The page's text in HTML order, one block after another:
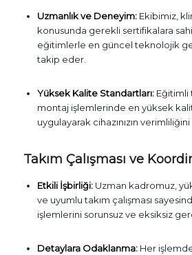
Uzmanlık ve Deneyim:Ekibimiz,
konusunda gerekli sertifikalara
eğitimlerle en güncel teknolojik
takip eder.
Yüksek Kalite Standartları:Eğitimli
montaj işlemlerinde en yüksek
uygulayarak cihazınızın
Takım Çalışması ve
Etkili İşbirliği:Uzman kadromuz,
ve uyumlu takım çalışması
işlemlerini sorunsuz ve eksiksiz
Detaylara Odaklanma:Her